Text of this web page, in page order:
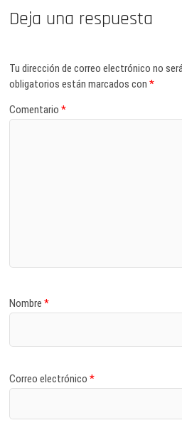
Deja una respuesta
Tu dirección de correo electrónico no
obligatorios están marcados con*
Comentario*
Nombre*
Correo electrónico*